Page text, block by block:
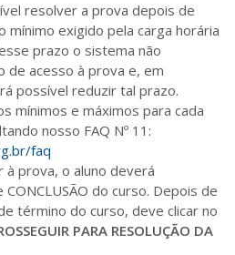
resolver a prova depois de
mínimo exigido pela carga horária
prazo o sistema não
de acesso à prova e, em
possível reduzir tal prazo.
mínimos e máximos para cada
nosso FAQ Nº 11:
faq
prova, o aluno deverá
do curso. Depois de
término do curso, deve clicar no
PARA RESOLUÇÃO DA